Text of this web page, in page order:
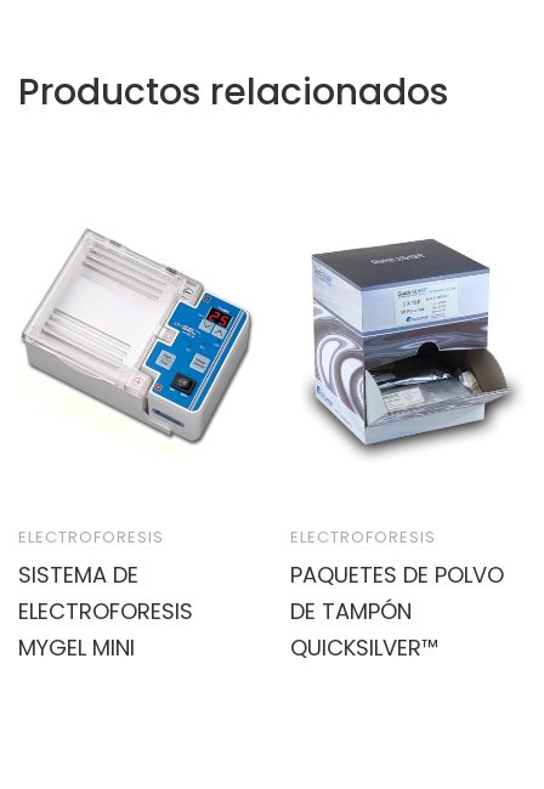
Productos relacionados
ELECTROFORESIS
SISTEMA DE
ELECTROFORESIS
MYGEL MINI
ELECTROFORESIS
PAQUETES DE POLVO
DE TAMPÓN
QUICKSILVER™